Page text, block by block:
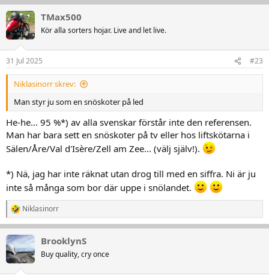
TMax500
Kör alla sorters hojar. Live and let live.
31 Jul 2025 #23
Niklasinorr skrev:
Man styr ju som en snöskoter på led
He-he... 95 %*) av alla svenskar förstår inte den referensen.
Man har bara sett en snöskoter på tv eller hos liftskötarna i
Sälen/Åre/Val d'Isère/Zell am Zee... (välj själv!).
*) Nä, jag har inte räknat utan drog till med en siffra. Ni är ju
inte så många som bor där uppe i snölandet.
R
e
a
k
t
i
Niklasinorr
BrooklynS
Buy quality, cry once